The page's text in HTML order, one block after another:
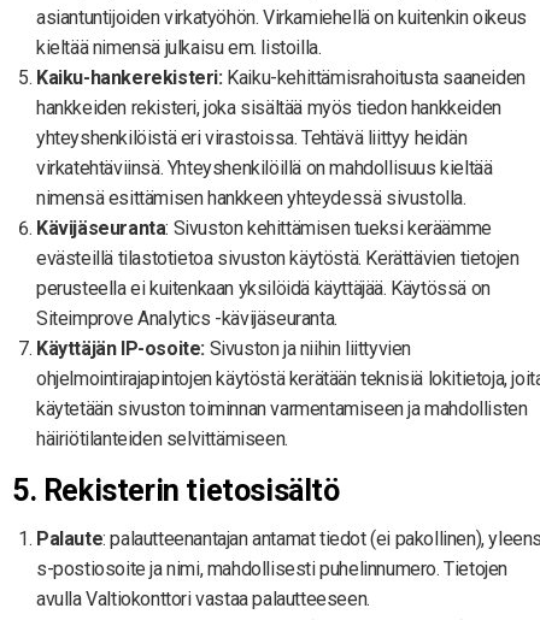
asiantuntijoiden virkatyöhön. Virkamiehellä on kuitenkin oikeus
kieltää nimensä julkaisu em. listoilla.
Kaiku-hankerekisteri: Kaiku-kehittämisrahoitusta saaneiden
hankkeiden rekisteri, joka sisältää myös tiedon hankkeiden
yhteyshenkilöistä eri virastoissa. Tehtävä liittyy heidän
virkatehtäviinsä. Yhteyshenkilöillä on mahdollisuus kieltää
nimensä esittämisen hankkeen yhteydessä sivustolla.
Kävijäseuranta: Sivuston kehittämisen tueksi keräämme
evästeillä tilastotietoa sivuston käytöstä. Kerättävien tietojen
perusteella ei kuitenkaan yksilöidä käyttäjää. Käytössä on
Siteimprove Analytics -kävijäseuranta.
Käyttäjän IP-osoite: Sivuston ja niihin liittyvien
ohjelmointirajapintojen käytöstä kerätään teknisiä lokitietoja,
käytetään sivuston toiminnan varmentamiseen ja mahdollisten
häiriötilanteiden selvittämiseen.
5. Rekisterin tietosisältö
Palaute: palautteenantajan antamat tiedot (ei pakollinen),
s-postiosoite ja nimi, mahdollisesti puhelinnumero. Tietojen
avulla Valtiokonttori vastaa palautteeseen.